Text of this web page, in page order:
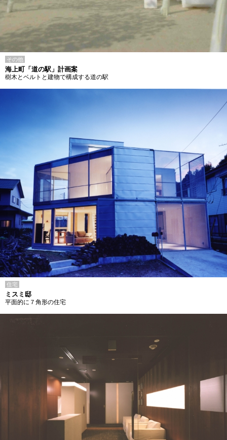
その他
海上町「道の駅」計画案
樹木とベルトと建物で構成する道の駅
住宅
ミスミ邸
平面的に７角形の住宅